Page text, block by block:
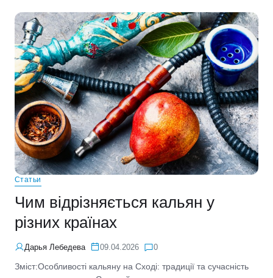
Статьи
Чим відрізняється кальян у
різних країнах
Дарья Лебедева 09.04.2026 0
Зміст:Особливості кальяну на Сході: традиції та сучасність